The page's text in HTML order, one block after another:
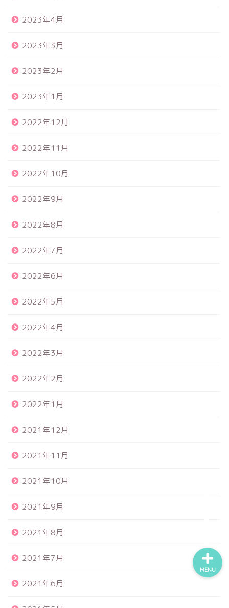
2023年4月
2023年3月
2023年2月
2023年1月
2022年12月
2022年11月
2022年10月
2022年9月
2022年8月
2022年7月
2022年6月
2022年5月
2022年4月
2022年3月
2022年2月
2022年1月
2021年12月
2021年11月
2021年10月
2021年9月
2021年8月
2021年7月
2021年6月
MENU